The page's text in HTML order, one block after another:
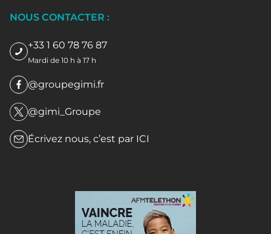
NOUS CONTACTER :
+33 1 60 78 76 87
Mardi de 10 h à 17 h
@groupegimi.fr
@gimi_Groupe
Écrivez nous, c’est par ICI